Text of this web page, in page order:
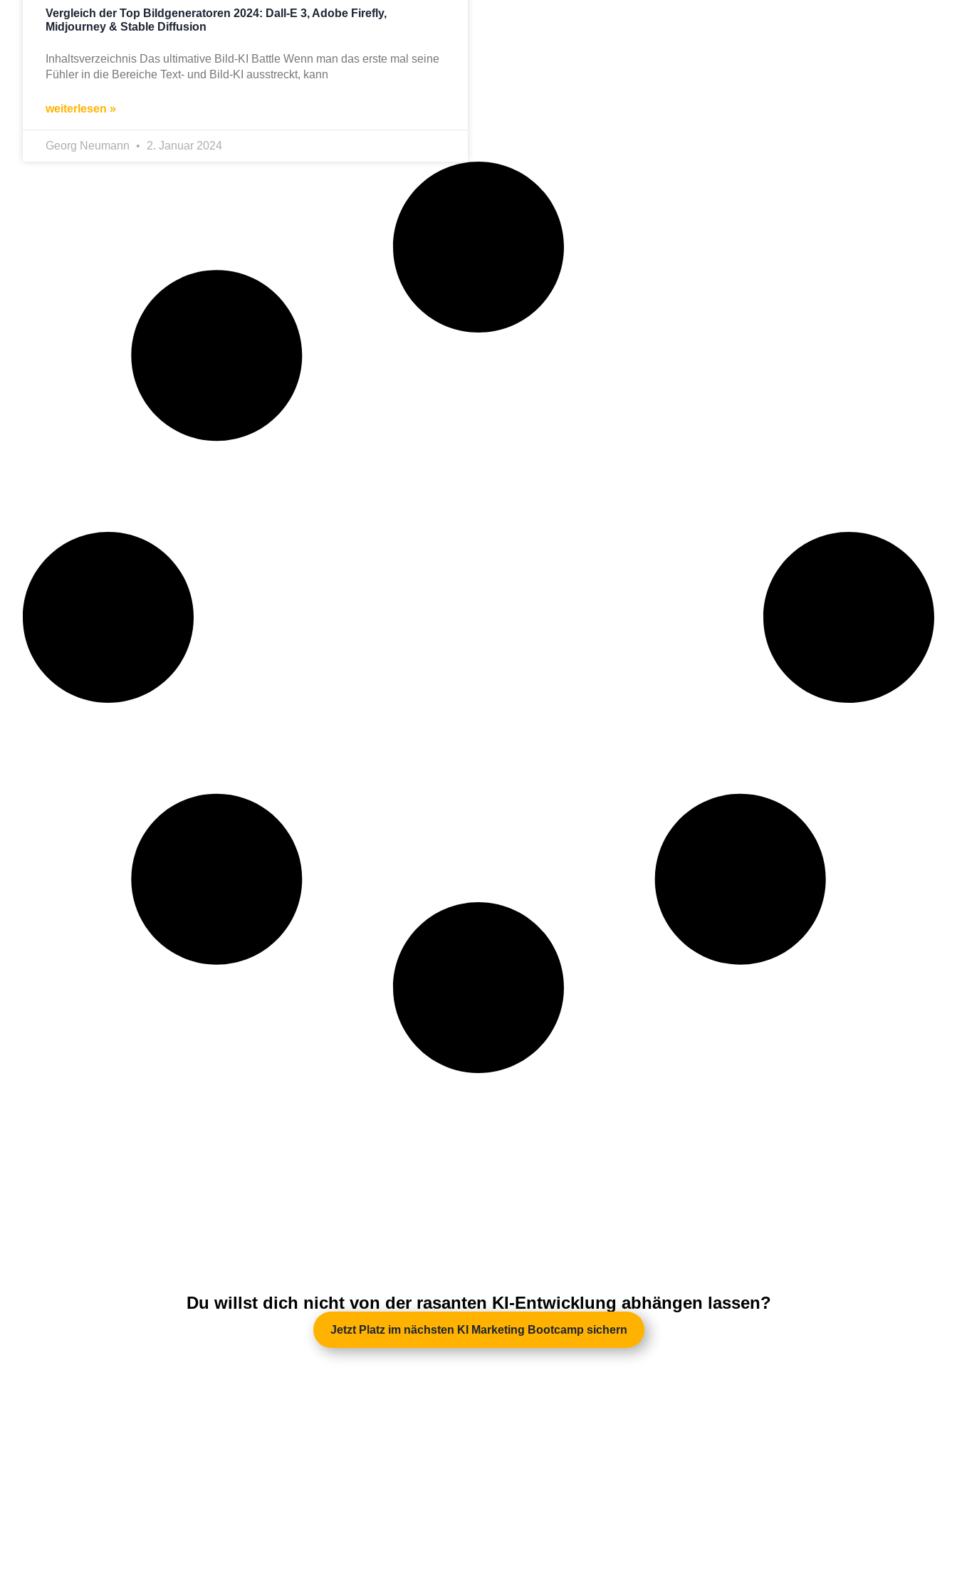
Vergleich der Top Bildgeneratoren 2024: Dall-E 3, Adobe Firefly,
Midjourney & Stable Diffusion
Inhaltsverzeichnis Das ultimative Bild-KI Battle Wenn man das erste mal seine
Fühler in die Bereiche Text- und Bild-KI ausstreckt, kann
weiterlesen »
Georg Neumann 2. Januar 2024
Du willst dich nicht von der rasanten KI-Entwicklung abhängen lassen?
Jetzt Platz im nächsten KI Marketing Bootcamp sichern